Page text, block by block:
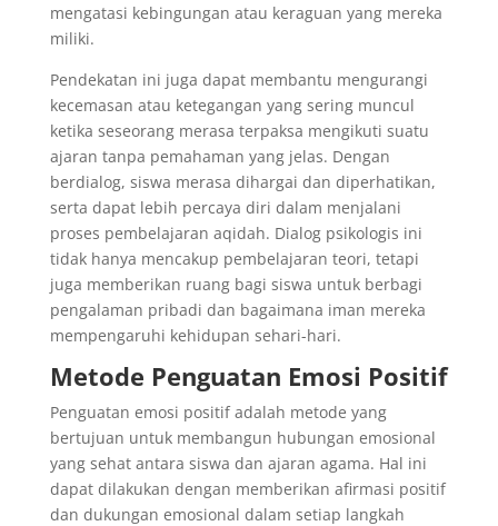
mengatasi kebingungan atau keraguan yang mereka
miliki.
Pendekatan ini juga dapat membantu mengurangi
kecemasan atau ketegangan yang sering muncul
ketika seseorang merasa terpaksa mengikuti suatu
ajaran tanpa pemahaman yang jelas. Dengan
berdialog, siswa merasa dihargai dan diperhatikan,
serta dapat lebih percaya diri dalam menjalani
proses pembelajaran aqidah. Dialog psikologis ini
tidak hanya mencakup pembelajaran teori, tetapi
juga memberikan ruang bagi siswa untuk berbagi
pengalaman pribadi dan bagaimana iman mereka
mempengaruhi kehidupan sehari-hari.
Metode Penguatan Emosi Positif
Penguatan emosi positif adalah metode yang
bertujuan untuk membangun hubungan emosional
yang sehat antara siswa dan ajaran agama. Hal ini
dapat dilakukan dengan memberikan afirmasi positif
dan dukungan emosional dalam setiap langkah